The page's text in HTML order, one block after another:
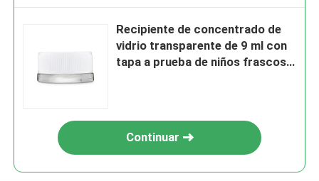
Recipiente de concentrado de
vidrio transparente de 9 ml con
tapa a prueba de niños frascos
Continuar